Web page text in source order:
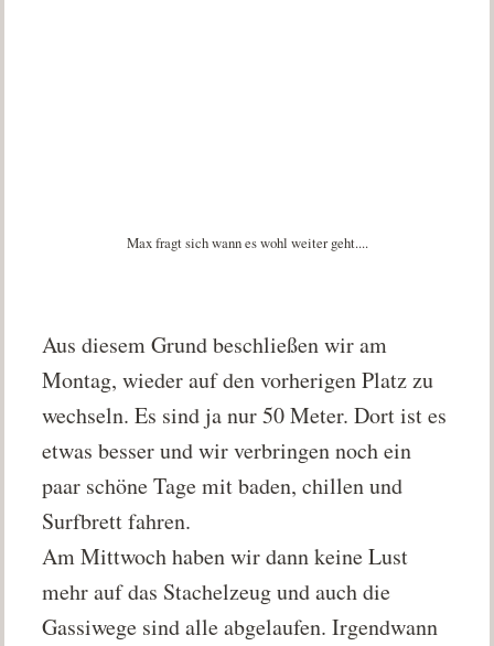
Max fragt sich wann es wohl weiter geht....
Aus diesem Grund beschließen wir am
Montag, wieder auf den vorherigen Platz zu
wechseln. Es sind ja nur 50 Meter. Dort ist es
etwas besser und wir verbringen noch ein
paar schöne Tage mit baden, chillen und
Surfbrett fahren.
Am Mittwoch haben wir dann keine Lust
mehr auf das Stachelzeug und auch die
Gassiwege sind alle abgelaufen. Irgendwann